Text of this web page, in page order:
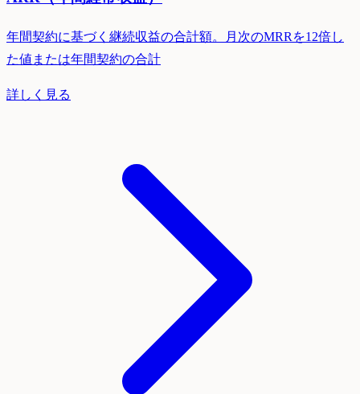
年間契約に基づく継続収益の合計額。月次のMRRを12倍し
た値または年間契約の合計
詳しく見る